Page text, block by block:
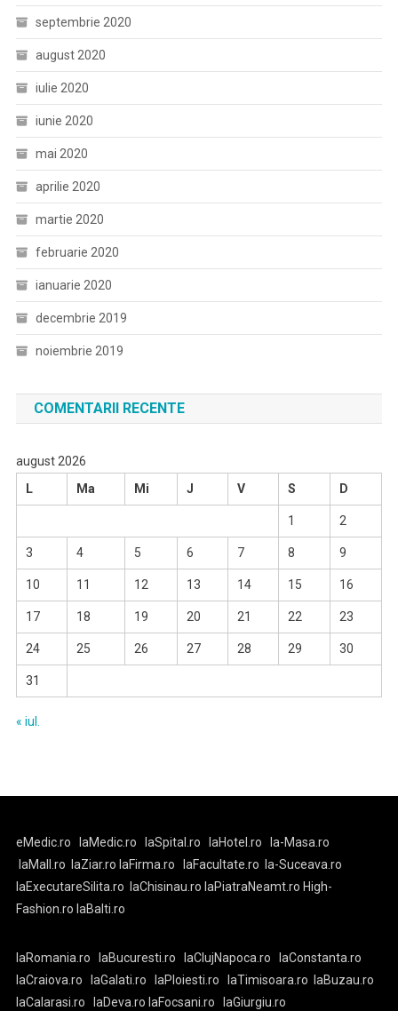
septembrie 2020
august 2020
iulie 2020
iunie 2020
mai 2020
aprilie 2020
martie 2020
februarie 2020
ianuarie 2020
decembrie 2019
noiembrie 2019
COMENTARII RECENTE
august 2026
L
Ma Mi J V S D
1 2
3 4 5 6 7 8 9
10 11 12 13 14 15 16
17 18 19 20 21 22 23
24 25 26 27 28 29 30
31
« iul.
eMedic.ro laMedic.ro laSpital.ro laHotel.ro
la-Masa.ro
laMall.ro laZiar.rolaFirma.ro laFacultate.ro la-Suceava.ro
laExecutareSilita.ro laChisinau.ro laPiatraNeamt.ro High-
Fashion.ro laBalti.ro
laRomania.ro laBucuresti.ro laClujNapoca.ro
laConstanta.ro
laCraiova.ro
laGalati.ro laPloiesti.ro laTimisoara.ro laBuzau.ro
laCalarasi.ro
laDeva.ro laFocsani.ro laGiurgiu.ro